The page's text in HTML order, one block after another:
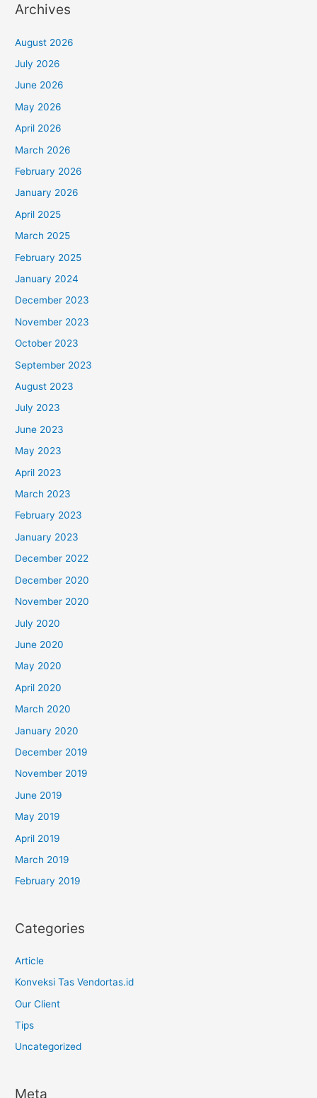
Archives
August 2026
July 2026
June 2026
May 2026
April 2026
March 2026
February 2026
January 2026
April 2025
March 2025
February 2025
January 2024
December 2023
November 2023
October 2023
September 2023
August 2023
July 2023
June 2023
May 2023
April 2023
March 2023
February 2023
January 2023
December 2022
December 2020
November 2020
July 2020
June 2020
May 2020
April 2020
March 2020
January 2020
December 2019
November 2019
June 2019
May 2019
April 2019
March 2019
February 2019
Categories
Article
Konveksi Tas Vendortas.id
Our Client
Tips
Uncategorized
Meta